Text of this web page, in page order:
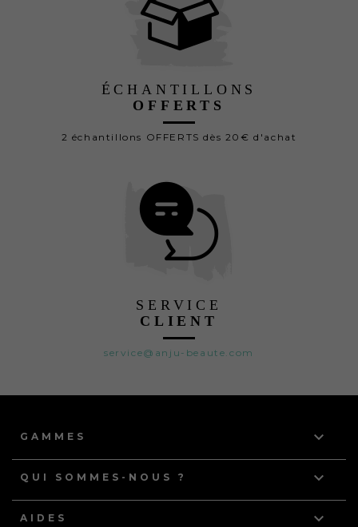
ÉCHANTILLONS
OFFERTS
2 échantillons OFFERTS dès 20€ d'achat
SERVICE
CLIENT
service@anju-beaute.com
GAMMES 
QUI SOMMES-NOUS ? 
AIDES 